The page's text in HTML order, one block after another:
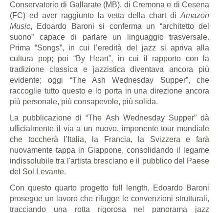
Conservatorio di Gallarate (MB), di Cremona e di Cesena
(FC) ed aver raggiunto la vetta della chart di Amazon
Music, Edoardo Baroni si conferma un “architetto del
suono” capace di parlare un linguaggio trasversale.
Prima “Songs”, in cui l’eredità del jazz si apriva alla
cultura pop; poi “By Heart”, in cui il rapporto con la
tradizione classica e jazzistica diventava ancora più
evidente; oggi “The Ash Wednesday Supper”, che
raccoglie tutto questo e lo porta in una direzione ancora
più personale, più consapevole, più solida.
La pubblicazione di “The Ash Wednesday Supper” dà
ufficialmente il via a un nuovo, imponente tour mondiale
che toccherà l’Italia, la Francia, la Svizzera e farà
nuovamente tappa in Giappone, consolidando il legame
indissolubile tra l'artista bresciano e il pubblico del Paese
del Sol Levante.
Con questo quarto progetto full length, Edoardo Baroni
prosegue un lavoro che rifugge le convenzioni strutturali,
tracciando una rotta rigorosa nel panorama jazz